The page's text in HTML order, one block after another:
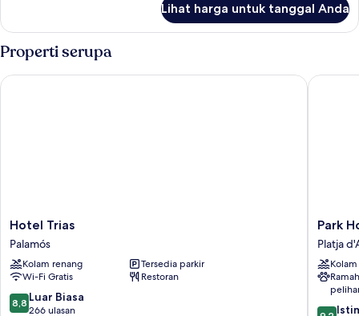
Kamar
Double
Superior
Lihat harga untuk tanggal Anda
Properti serupa
Hotel
Trias
Palamós
Hotel Trias
Palamós
Kolam renang
Tersedia parkir
Wi-Fi Gratis
Restoran
8.8
dari
8,8 Luar Biasa
266 ulasan
Hotel Trias
Park
Hotel
San
Jorge
&
Spa
by
Park
Platja
9.2
Park